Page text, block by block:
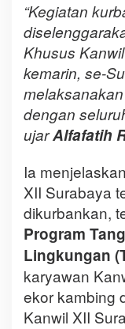
“Kegiatan
Khusus
kemarin, se-
dengan
ujarAlfafatih
Ia
XII Surabaya
dikurbankan,
Program
Lingkungan
karyawan
ekor kambing
Kanwil XII